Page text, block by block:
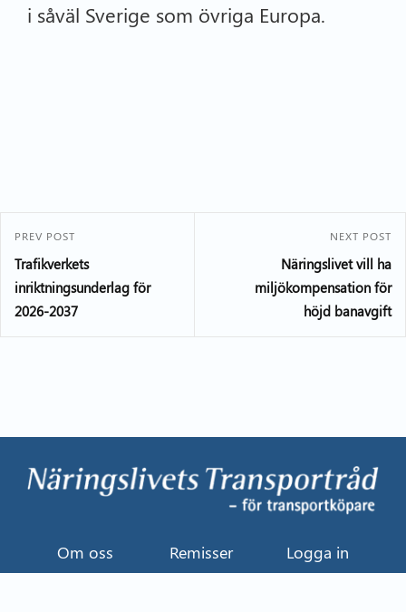
i såväl Sverige som övriga Europa.
PREV POST
Trafikverkets
inriktningsunderlag för
2026-2037
NEXT POST
Näringslivet vill ha
miljökompensation för
höjd banavgift
Om oss Remisser
Logga in